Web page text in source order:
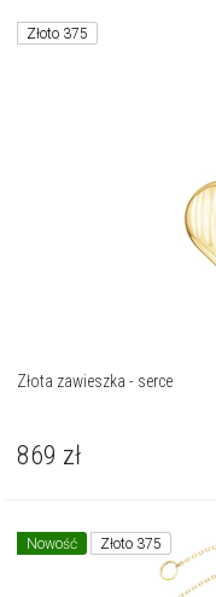
Złoto 375
Złota zawieszka - serce
869 zł
Nowość Złoto 375